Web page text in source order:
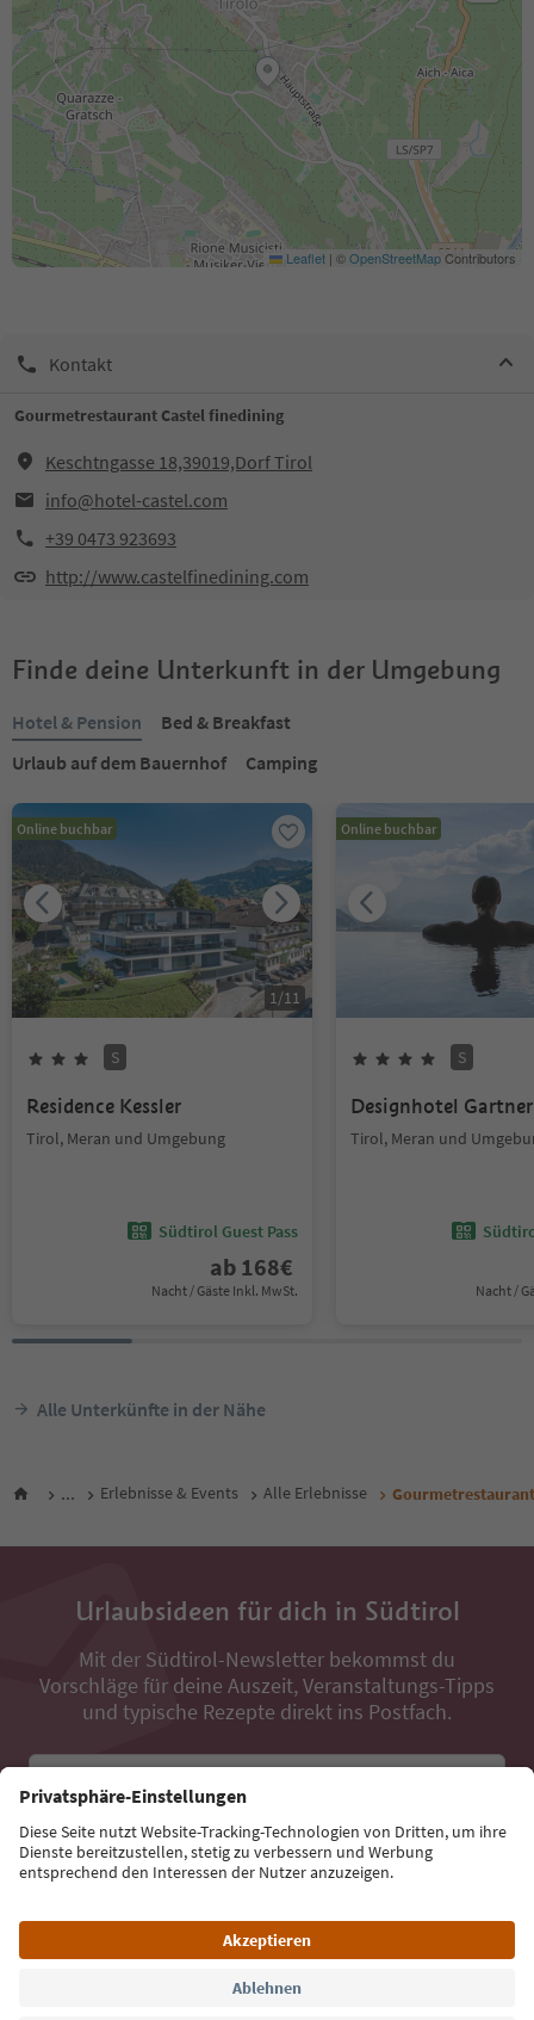
Leaflet | ©OpenStreetMapContributors
Kontakt
Gourmetrestaurant Castel finedining
Keschtngasse 18,39019,Dorf Tirol
info@hotel-castel.com
+39 0473 923693
http://www.castelfinedining.com
Finde deine Unterkunft in der Umgebung
Hotel & Pension
Bed & Breakfast
Urlaub auf dem Bauernhof
Camping
Online buchbar
1/11
S
Residence Kessler
Tirol, Meran und Umgebung
Südtirol Guest Pass
ab 168€
Nacht / Gäste Inkl. MwSt.
Online buchbar
S
Designhotel Gartner
Tirol, Meran und
Nacht /
Alle Unterkünfte in der Nähe
... Erlebnisse & Events Alle Erlebnisse
Urlaubsideen für dich in Südtirol
Mit der Südtirol-Newsletter bekommst du
Vorschläge für deine Auszeit, Veranstaltungs-Tipps
und typische Rezepte direkt ins Postfach.
Jetzt anmelden